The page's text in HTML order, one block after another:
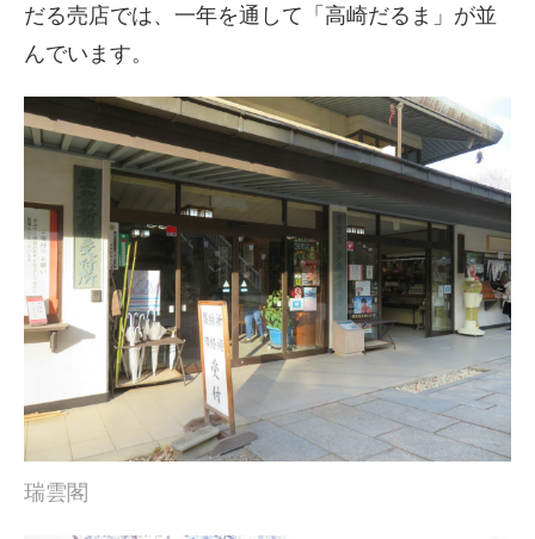
だる売店では、一年を通して「高崎だるま」が並
んでいます。
瑞雲閣